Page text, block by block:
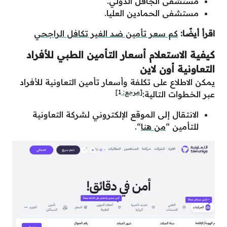
مستشفى الحمادين العليا.
اقرأ أيضًا: كم سعر تأمين ضد الغير تكافل الراجحي
كيفية الاستعلام أسعار التأمين الطبي للأفراد
التعاونية أون لاين
يمكن الاطلاع على تكلفة وأسعار تأمين التعاونية للأفراد
عبر الخطوات التالية:[مرجع: 1
]
الانتقال إلى الموقع الإلكتروني لشركة التعاونية
للتأمين “من هنا“.